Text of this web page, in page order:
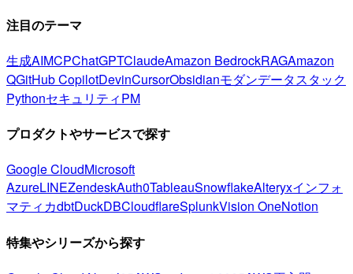
注目のテーマ
生成AIMCPChatGPTClaudeAmazon BedrockRAGAmazon
QGitHub CopilotDevinCursorObsidianモダンデータスタック
PythonセキュリティPM
プロダクトやサービスで探す
Google CloudMicrosoft
AzureLINEZendeskAuth0TableauSnowflakeAlteryxインフォ
マティカdbtDuckDBCloudflareSplunkVision OneNotion
特集やシリーズから探す